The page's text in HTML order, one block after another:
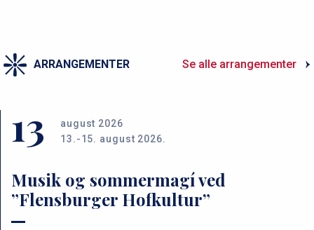
ARRANGEMENTER Se alle arrangementer
13
august 2026
13.-15. august 2026.
Musik og sommermagí ved
”Flensburger Hofkultur”